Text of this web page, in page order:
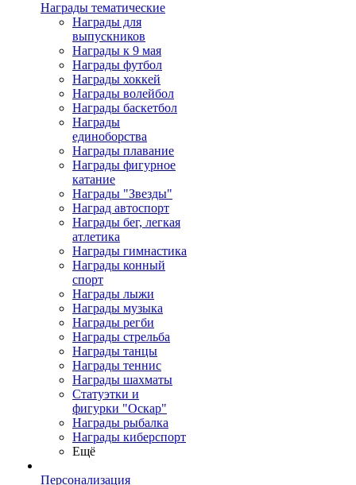
Награды тематические
Награды для
выпускников
Награды к 9 мая
Награды футбол
Награды хоккей
Награды волейбол
Награды баскетбол
Награды
единоборства
Награды плавание
Награды фигурное
катание
Награды "Звезды"
Наград автоспорт
Награды бег, легкая
атлетика
Награды гимнастика
Награды конный
спорт
Награды лыжи
Награды музыка
Награды регби
Награды стрельба
Награды танцы
Награды теннис
Награды шахматы
Статуэтки и
фигурки "Оскар"
Награды рыбалка
Награды киберспорт
Ещё
Персонализация